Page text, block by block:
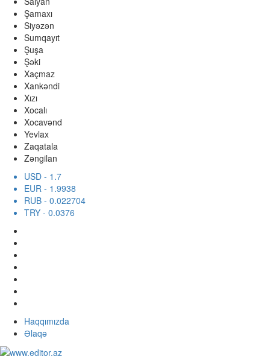
Şamaxı
Siyəzən
Sumqayıt
Şuşa
Şəki
Xaçmaz
Xankəndi
Xızı
Xocalı
Xocavənd
Yevlax
Zaqatala
Zəngilan
USD - 1.7
EUR - 1.9938
RUB - 0.022704
TRY - 0.0376
Haqqımızda
Əlaqə